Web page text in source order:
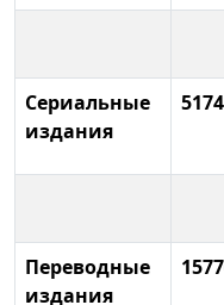
Сериальные
издания
Переводные
издания